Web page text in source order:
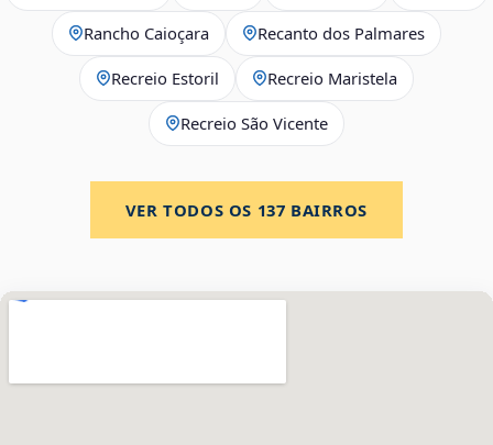
Rancho Caioçara Recanto dos Palmares
Recreio Estoril Recreio Maristela
Recreio São Vicente
VER TODOS OS 137 BAIRROS